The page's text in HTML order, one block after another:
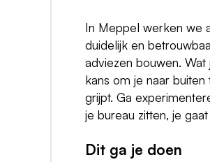
In Meppel werken we
duidelijk en
adviezen bouwen.
kans om je naar
grijpt. Ga
je bureau zitten, je
Dit ga je doen